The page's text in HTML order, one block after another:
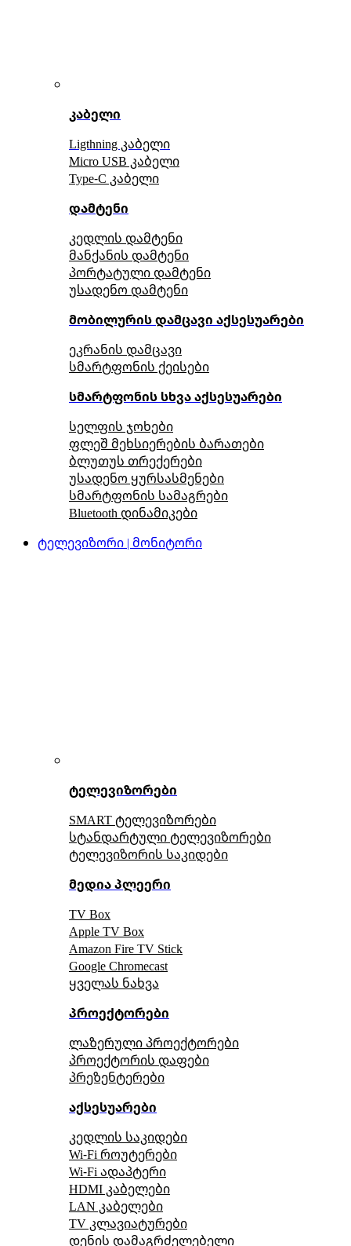
კაბელი
Ligthning კაბელი
Micro USB კაბელი
Type-C კაბელი
დამტენი
კედლის დამტენი
მანქანის დამტენი
პორტატული დამტენი
უსადენო დამტენი
მობილურის დამცავი აქსესუარები
ეკრანის დამცავი
სმარტფონის ქეისები
სმარტფონის სხვა აქსესუარები
სელფის ჯოხები
ფლეშ მეხსიერების ბარათები
ბლუთუს თრექერები
უსადენო ყურსასმენები
სმარტფონის სამაგრები
Bluetooth დინამიკები
ტელევიზორი | მონიტორი
ტელევიზორები
SMART ტელევიზორები
სტანდარტული ტელევიზორები
ტელევიზორის საკიდები
მედია პლეერი
TV Box
Apple TV Box
Amazon Fire TV Stick
Google Chromecast
ყველას ნახვა
პროექტორები
ლაზერული პროექტორები
პროექტორის დაფები
პრეზენტერები
აქსესუარები
კედლის საკიდები
Wi-Fi როუტერები
Wi-Fi ადაპტერი
HDMI კაბელები
LAN კაბელები
TV კლავიატურები
დენის დამაგრძელებელი